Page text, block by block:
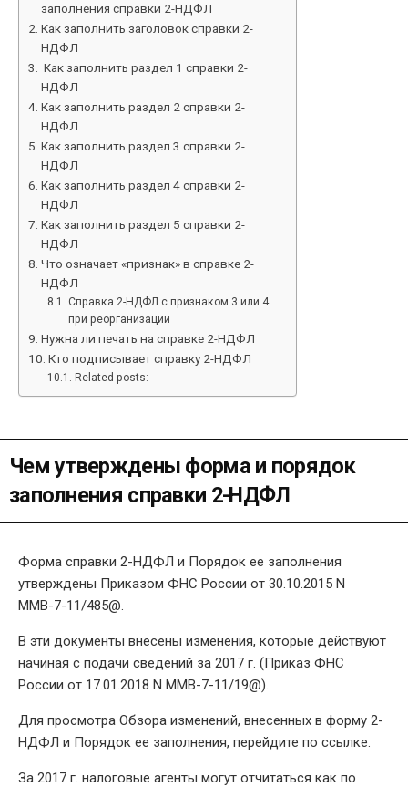
заполнения справки 2-НДФЛ
Как заполнить заголовок справки 2-
НДФЛ
Как заполнить раздел 1 справки 2-
НДФЛ
Как заполнить раздел 2 справки 2-
НДФЛ
Как заполнить раздел 3 справки 2-
НДФЛ
Как заполнить раздел 4 справки 2-
НДФЛ
Как заполнить раздел 5 справки 2-
НДФЛ
Что означает «признак» в справке 2-
НДФЛ
Справка 2-НДФЛ с признаком 3 или 4
при реорганизации
Нужна ли печать на справке 2-НДФЛ
Кто подписывает справку 2-НДФЛ
Related posts:
Чем утверждены форма и порядок
заполнения справки 2-НДФЛ
Форма справки 2-НДФЛ и Порядок ее заполнения
утверждены Приказом ФНС России от 30.10.2015 N
ММВ-7-11/485@.
В эти документы внесены изменения, которые действуют
начиная с подачи сведений за 2017 г. (Приказ ФНС
России от 17.01.2018 N ММВ-7-11/19@).
Для просмотра Обзора изменений, внесенных в форму 2-
НДФЛ и Порядок ее заполнения, перейдите по ссылке.
За 2017 г. налоговые агенты могут отчитаться как по